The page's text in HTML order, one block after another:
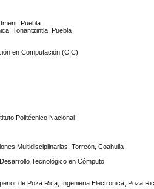
Puebla
Tonantzintla, Puebla
en Computación (CIC)
Politécnico Nacional
Multidisciplinarias, Torreón, Coahuila
Tecnológico en Cómputo
de Poza Rica, Ingenieria Electronica, Poza